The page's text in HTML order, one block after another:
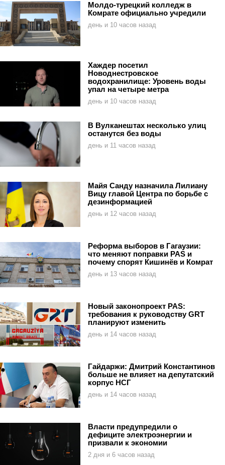
Молдо-турецкий колледж в
Комрате официально учредили
день и 10 часов назад
Хаждер посетил
Новоднестровское
водохранилище: Уровень воды
упал на четыре метра
день и 10 часов назад
В Вулканештах несколько улиц
останутся без воды
день и 11 часов назад
Майя Санду назначила Лилиану
Вицу главой Центра по борьбе с
дезинформацией
день и 12 часов назад
Реформа выборов в Гагаузии:
что меняют поправки PAS и
почему спорят Кишинёв и Комрат
день и 13 часов назад
Новый законопроект PAS:
требования к руководству GRT
планируют изменить
день и 14 часов назад
Гайдаржи: Дмитрий Константинов
больше не влияет на депутатский
корпус НСГ
день и 14 часов назад
Власти предупредили о
дефиците электроэнергии и
призвали к экономии
2 дня и 6 часов назад